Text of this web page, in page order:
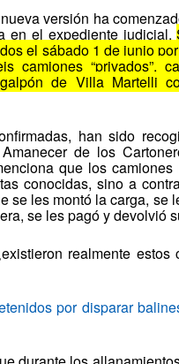
versión ha
en el expediente judicial.
el sábado 1 de junio
camiones “privados”,
de Villa Martelli
han sido
de los
que los
conocidas, sino a
se les montó la carga, se
se les pagó y devolvió
realmente
por disparar